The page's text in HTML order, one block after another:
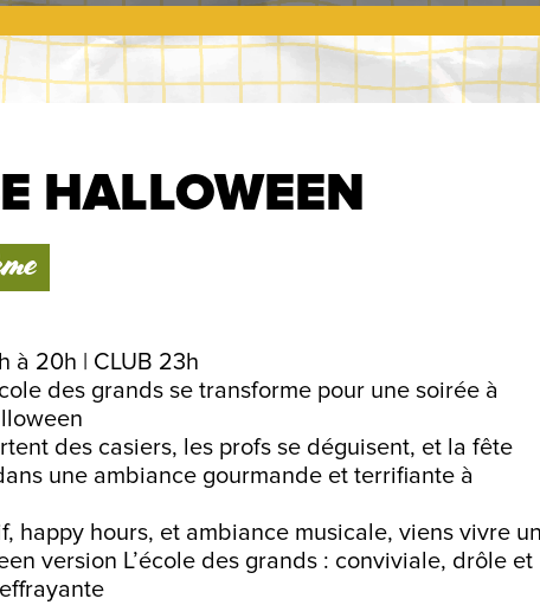
HALLOWEEN
à 20h | CLUB 23h
des grands se transforme pour une soirée à
des casiers, les profs se déguisent, et la fête
une ambiance gourmande et terrifiante à
happy hours, et ambiance musicale, viens vivre
version L’école des grands : conviviale, drôle et